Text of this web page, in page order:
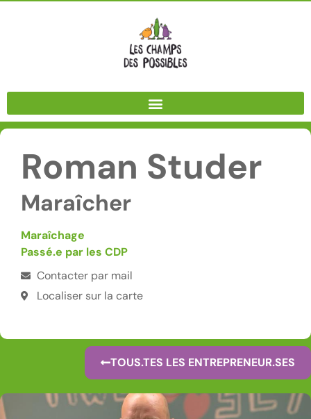
Roman Studer
Maraîcher
Maraîchage
Passé.e par les CDP
Contacter par mail
Localiser sur la carte
TOUS.TES LES ENTREPRENEUR.SES